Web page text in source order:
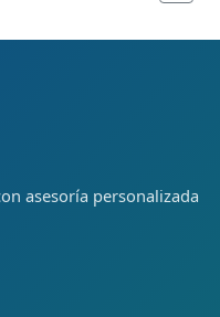
asesoría personalizada